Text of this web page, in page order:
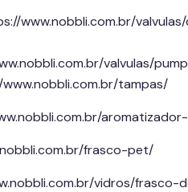
www.nobbli.com.br/
valvulas/
tampas/
frasco-pet/
vidros/frasco-